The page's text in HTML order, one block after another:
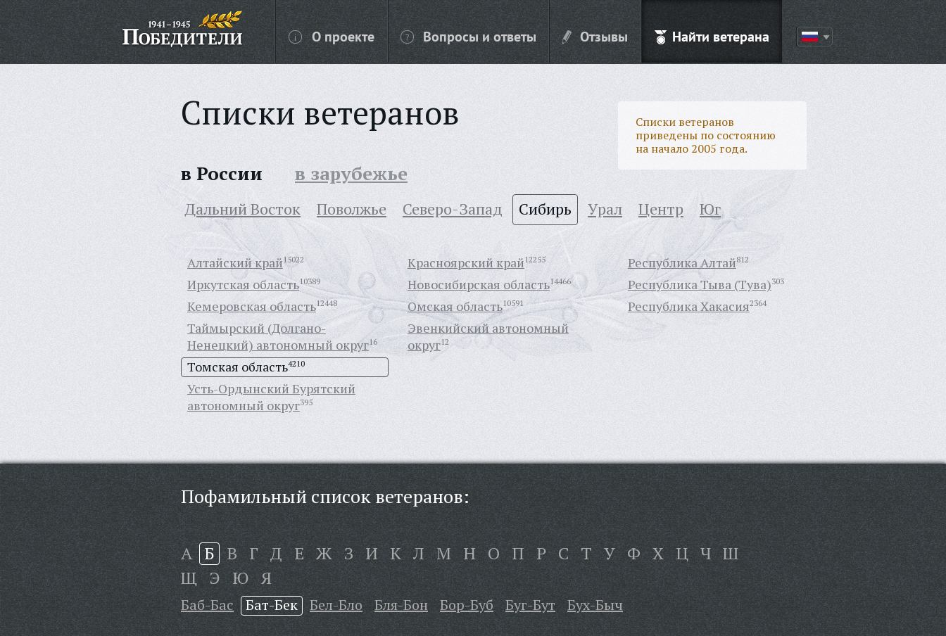
О проекте Вопросы и ответы Отзывы Найти ветерана
Списки ветеранов
Списки ветеранов
приведены по состоянию
на начало 2005 года.
в России в зарубежье
Дальний Восток Поволжье Северо-Запад Сибирь Урал Центр Юг
Алтайский край15022
Иркутская область10389
Кемеровская область12448
Красноярский край12255
Новосибирская область14466
Омская область10591
Республика Алтай812
Республика Тыва (Тува)303
Республика Хакасия2364
Таймырский (Долгано-
Ненецкий) автономный округ16
Томская область4210
Усть-Ордынский Бурятский
автономный округ395
Эвенкийский автономный
округ12
Пофамильный список ветеранов:
А Б В Г Д Е Ж З И К Л М Н О П Р С Т У Ф Х Ц Ч Ш
Щ Э Ю Я
Баб-Бас Бат-Бек Бел-Бло Бля-Бон Бор-Буб Буг-Бут Бух-Быч